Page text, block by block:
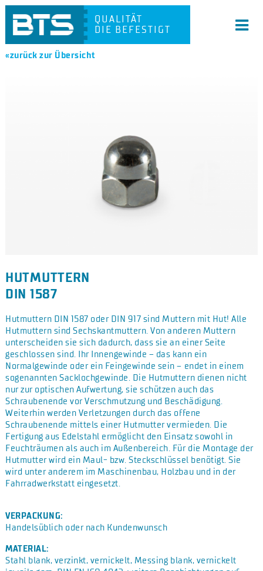
QUALITÄT
DIE BEFESTIGT
«zurück zur Übersicht
HUTMUTTERN
DIN 1587
Hutmuttern DIN 1587 oder DIN 917 sind Muttern mit Hut! Alle
Hutmuttern sind Sechskantmuttern. Von anderen Muttern
unterscheiden sie sich dadurch, dass sie an einer Seite
geschlossen sind. Ihr Innengewinde – das kann ein
Normalgewinde oder ein Feingewinde sein – endet in einem
sogenannten Sacklochgewinde. Die Hutmuttern dienen nicht
nur zur optischen Aufwertung, sie schützen auch das
Schraubenende vor Verschmutzung und Beschädigung.
Weiterhin werden Verletzungen durch das offene
Schraubenende mittels einer Hutmutter vermieden. Die
Fertigung aus Edelstahl ermöglicht den Einsatz sowohl in
Feuchträumen als auch im Außenbereich. Für die Montage der
Hutmutter wird ein Maul- bzw. Steckschlüssel benötigt. Sie
wird unter anderem im Maschinenbau, Holzbau und in der
Fahrradwerkstatt eingesetzt.
VERPACKUNG:
Handelsüblich oder nach Kundenwunsch
MATERIAL:
Stahl blank, verzinkt, vernickelt, Messing blank, vernickelt